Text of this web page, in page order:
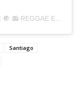
UNA PUBLICACIÓN COMPARTIDA DE 🔘 📻 REGGAE ES VIDA RADIO 📻 🔘 (@REGGAEESVIDARADIO)
Santiago